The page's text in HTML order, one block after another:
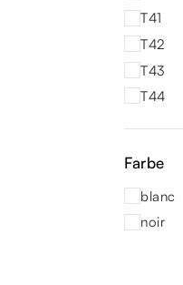
T41
T42
T43
T44
Farbe
blanc
noir